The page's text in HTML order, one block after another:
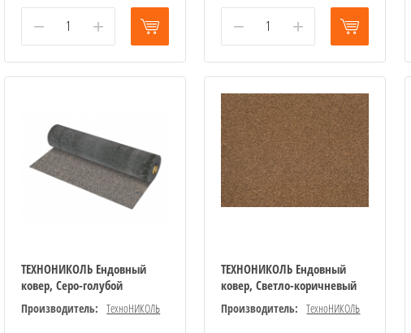
− + − +
ТЕХНОНИКОЛЬ Ендовный
ковер, Серо-голубой
Производитель: ТехноНИКОЛЬ
ТЕХНОНИКОЛЬ Ендовный
ковер, Светло-коричневый
Производитель: ТехноНИКОЛЬ